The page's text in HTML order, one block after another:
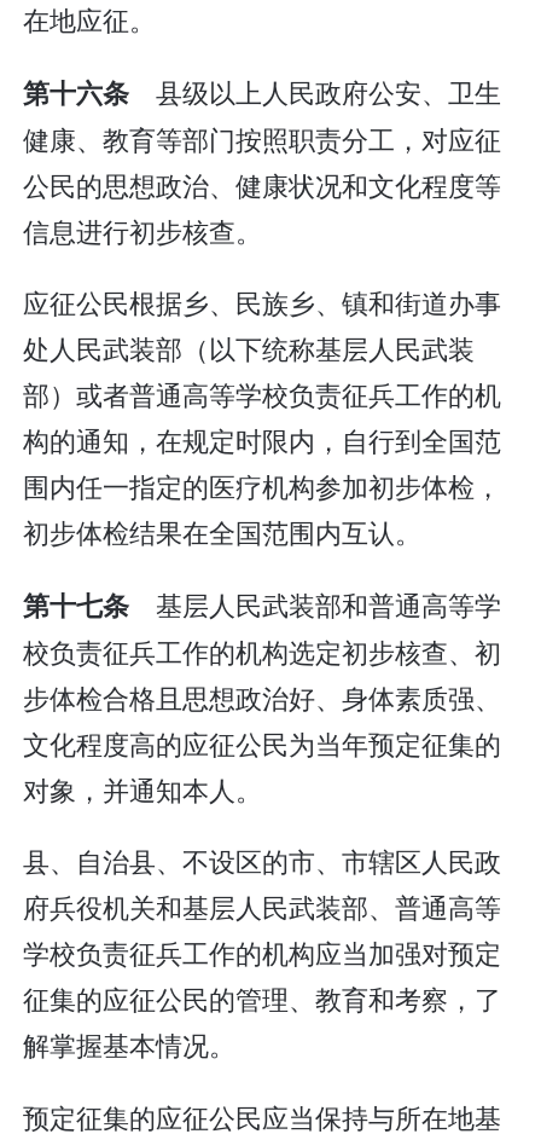
在地应征。
第十六条 县级以上人民政府公安、卫生
健康、教育等部门按照职责分工，对应征
公民的思想政治、健康状况和文化程度等
信息进行初步核查。
应征公民根据乡、民族乡、镇和街道办事
处人民武装部（以下统称基层人民武装
部）或者普通高等学校负责征兵工作的机
构的通知，在规定时限内，自行到全国范
围内任一指定的医疗机构参加初步体检，
初步体检结果在全国范围内互认。
第十七条 基层人民武装部和普通高等学
校负责征兵工作的机构选定初步核查、初
步体检合格且思想政治好、身体素质强、
文化程度高的应征公民为当年预定征集的
对象，并通知本人。
县、自治县、不设区的市、市辖区人民政
府兵役机关和基层人民武装部、普通高等
学校负责征兵工作的机构应当加强对预定
征集的应征公民的管理、教育和考察，了
解掌握基本情况。
预定征集的应征公民应当保持与所在地基